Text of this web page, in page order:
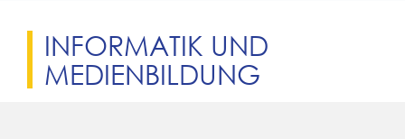
INFORMATIK UND
MEDIENBILDUNG